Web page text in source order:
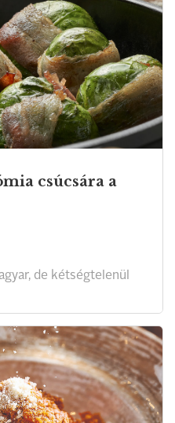
csúcsára a
de kétségtelenül